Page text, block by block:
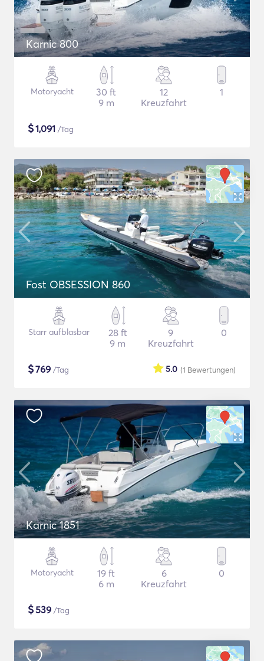
Karnic 800
Motoryacht
30 ft
9 m
12
Kreuzfahrt
1
$1,091 /Tag
Fost OBSESSION 860
Starr aufblasbar
28 ft
9 m
9
Kreuzfahrt
0
$769 /Tag (1 Bewertungen)
5.0
Karnic 1851
Motoryacht
19 ft
6 m
6
Kreuzfahrt
0
$539 /Tag